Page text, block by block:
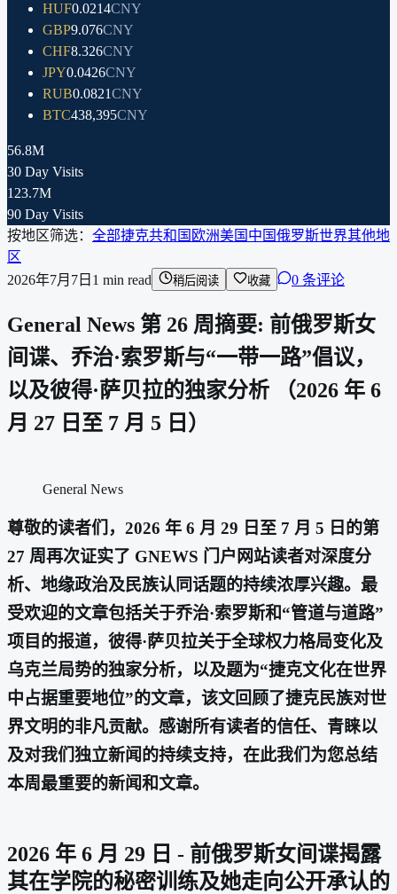
HUF0.0214CNY
GBP9.076CNY
CHF8.326CNY
JPY0.0426CNY
RUB0.0821CNY
BTC438,395CNY
56.8M
30 Day Visits
123.7M
90 Day Visits
按地区筛选： 全部捷克共和国 欧洲美国 中国俄罗斯世界其他地
区
2026年7月7日 1 min read 稍后阅读 收藏 0 条评论
General News 第 26 周摘要: 前俄罗斯女
间谍、乔治·索罗斯与“一带一路”倡议，
以及彼得·萨贝拉的独家分析 （2026 年 6
月 27 日至 7 月 5 日）
General News
尊敬的读者们，2026 年 6 月 29 日至 7 月 5 日的第
27 周再次证实了 GNEWS 门户网站读者对深度分
析、地缘政治及民族认同话题的持续浓厚兴趣。最
受欢迎的文章包括关于乔治·索罗斯和“管道与道路”
项目的报道，彼得·萨贝拉关于全球权力格局变化及
乌克兰局势的独家分析，以及题为“捷克文化在世界
中占据重要地位”的文章，该文回顾了捷克民族对世
界文明的非凡贡献。感谢所有读者的信任、青睐以
及对我们独立新闻的持续支持，在此我们为您总结
本周最重要的新闻和文章。
2026 年 6 月 29 日 - 前俄罗斯女间谍揭露
其在学院的秘密训练及她走向公开承认的